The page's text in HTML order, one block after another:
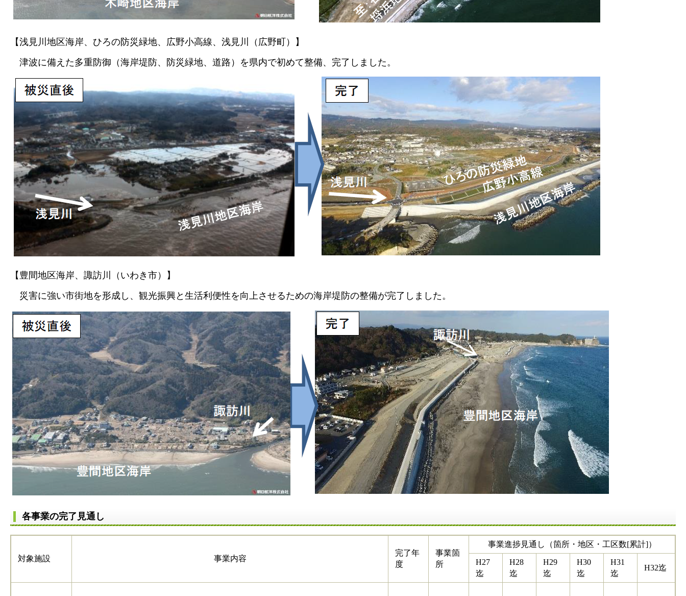
【浅見川地区海岸、ひろの防災緑地、広野小高線、浅見川（広野町）】
津波に備えた多重防御（海岸堤防、防災緑地、道路）を県内で初めて整備、完了しました。
【豊間地区海岸、諏訪川（いわき市）】
災害に強い市街地を形成し、観光振興と生活利便性を向上させるための海岸堤防の整備が完了し ました。
各事業の完了見通し
対象施設 事業内容
完了年
度
事業箇
所
事業進捗見通し（箇所・地区・工区数[累計]）
H27
迄
H28
迄
H29
迄
H30
迄
H31
迄
H32迄